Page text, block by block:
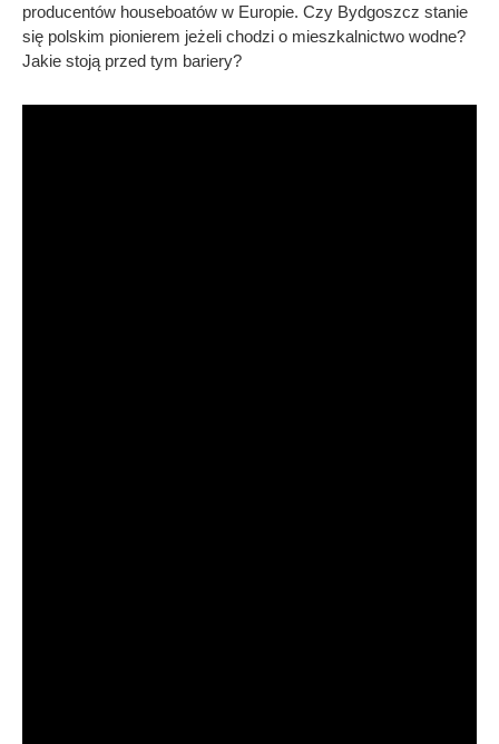
producentów houseboatów w Europie. Czy Bydgoszcz stanie
się polskim pionierem jeżeli chodzi o mieszkalnictwo wodne?
Jakie stoją przed tym bariery?